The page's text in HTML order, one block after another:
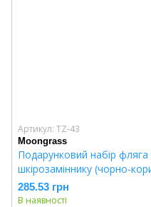
Артикул: TZ-43
Moongrass
Подарунковий набір
шкірозаміннику (чорно-
285.53 грн
В наявності